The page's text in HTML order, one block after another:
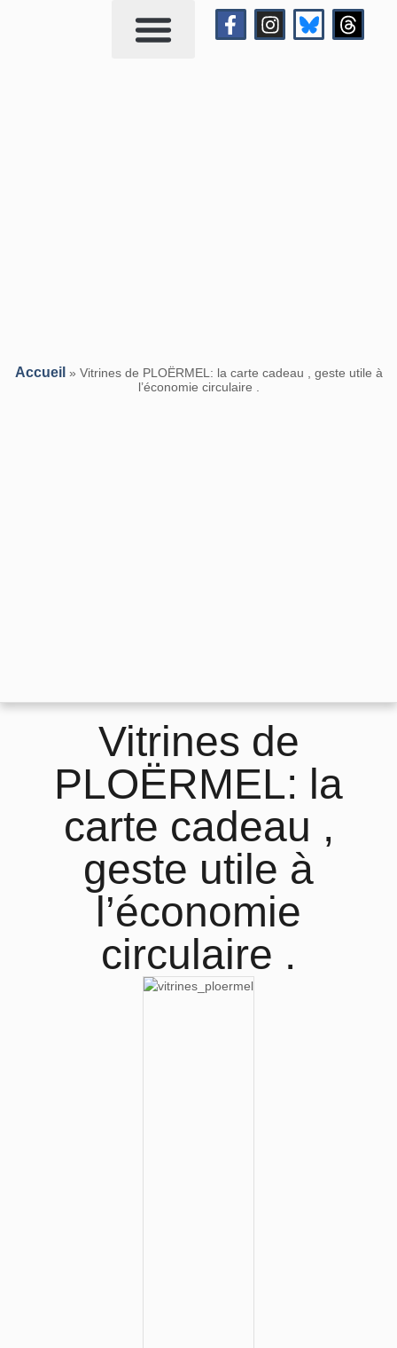
Accueil » Vitrines de PLOËRMEL: la carte cadeau , geste utile à
l’économie circulaire .
Vitrines de
PLOËRMEL: la
carte cadeau ,
geste utile à
l’économie
circulaire .